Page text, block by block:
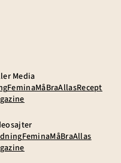
Media
FeminaMåBraAllasRecept
FeminaMåBraAllas